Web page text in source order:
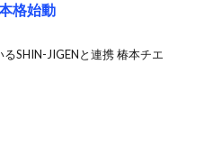
格始動
SHIN-JIGENと連携 椿本チエ